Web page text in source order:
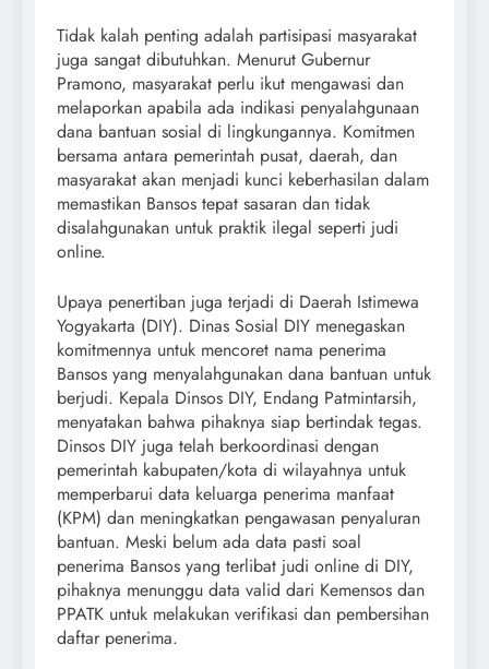
Tidak kalah penting adalah partisipasi masyarakat
juga sangat dibutuhkan. Menurut Gubernur
Pramono, masyarakat perlu ikut mengawasi dan
melaporkan apabila ada indikasi penyalahgunaan
dana bantuan sosial di lingkungannya. Komitmen
bersama antara pemerintah pusat, daerah, dan
masyarakat akan menjadi kunci keberhasilan dalam
memastikan Bansos tepat sasaran dan tidak
disalahgunakan untuk praktik ilegal seperti judi
online.
Upaya penertiban juga terjadi di Daerah Istimewa
Yogyakarta (DIY). Dinas Sosial DIY menegaskan
komitmennya untuk mencoret nama penerima
Bansos yang menyalahgunakan dana bantuan untuk
berjudi. Kepala Dinsos DIY, Endang Patmintarsih,
menyatakan bahwa pihaknya siap bertindak tegas.
Dinsos DIY juga telah berkoordinasi dengan
pemerintah kabupaten/kota di wilayahnya untuk
memperbarui data keluarga penerima manfaat
(KPM) dan meningkatkan pengawasan penyaluran
bantuan. Meski belum ada data pasti soal
penerima Bansos yang terlibat judi online di DIY,
pihaknya menunggu data valid dari Kemensos dan
PPATK untuk melakukan verifikasi dan pembersihan
daftar penerima.